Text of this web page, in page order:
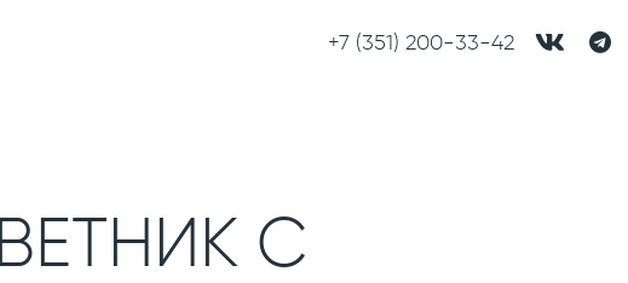
+7 (351) 200-33-42
С